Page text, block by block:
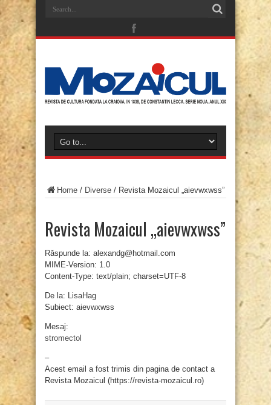
Home / Diverse / Revista Mozaicul „aievwxwss”
Revista Mozaicul „aievwxwss”
Răspunde la: alexandg@hotmail.com
MIME-Version: 1.0
Content-Type: text/plain; charset=UTF-8
De la: LisaHag
Subiect: aievwxwss
Mesaj:
stromectol
–
Acest email a fost trimis din pagina de contact a
Revista Mozaicul (https://revista-mozaicul.ro)